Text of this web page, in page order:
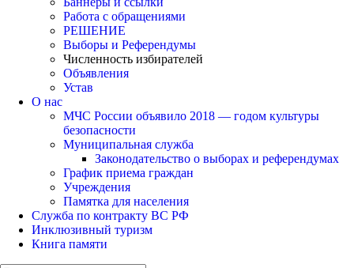
Работа с обращениями
РЕШЕНИЕ
Выборы и Референдумы
Численность избирателей
Объявления
Устав
О нас
МЧС России объявило 2018 — годом культуры
безопасности
Муниципальная служба
Законодательство о выборах и референдумах
График приема граждан
Учреждения
Памятка для населения
Служба по контракту ВС РФ
Инклюзивный туризм
Книга памяти